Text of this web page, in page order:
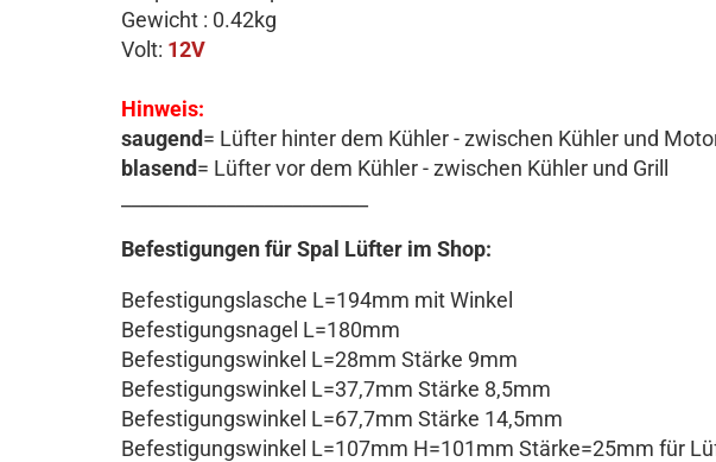
Gewicht : 0.42kg
Volt: 12V
Hinweis:
saugend= Lüfter hinter dem Kühler - zwischen Kühler und
blasend= Lüfter vor dem Kühler - zwischen Kühler und Grill
Befestigungen für Spal Lüfter im Shop:
Befestigungslasche L=194mm mit Winkel
Befestigungsnagel L=180mm
Befestigungswinkel L=28mm Stärke 9mm
Befestigungswinkel L=37,7mm Stärke 8,5mm
Befestigungswinkel L=67,7mm Stärke 14,5mm
Befestigungswinkel L=107mm H=101mm Stärke=25mm für